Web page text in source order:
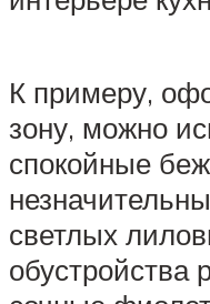
К примеру,
зону, можно
спокойные
светлых
обустройства